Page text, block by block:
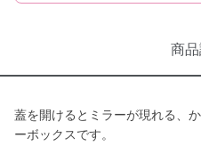
商
蓋を開けるとミラーが現れる、
ーボックスです。